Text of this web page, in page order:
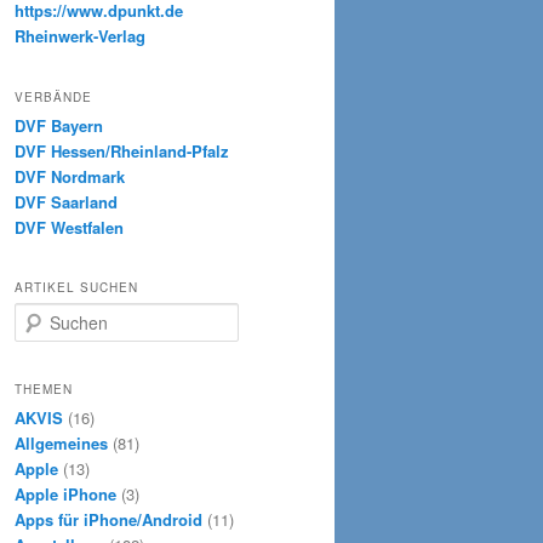
https://www.dpunkt.de
Rheinwerk-Verlag
VERBÄNDE
DVF Bayern
DVF Hessen/Rheinland-Pfalz
DVF Nordmark
DVF Saarland
DVF Westfalen
ARTIKEL SUCHEN
u
h
n
THEMEN
AKVIS (16)
Allgemeines (81)
Apple (13)
Apple iPhone (3)
Apps für iPhone/Android (11)